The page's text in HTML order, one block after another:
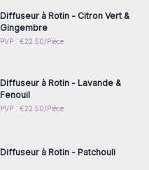
Diffuseur à Rotin - Citron Vert &
Gingembre
PVP : €22.50/Pièce
Connectez-vous ou
Diffuseur à Rotin - Lavande &
Fenouil
PVP : €22.50/Pièce
Connectez-vous ou
Diffuseur à Rotin - Patchouli